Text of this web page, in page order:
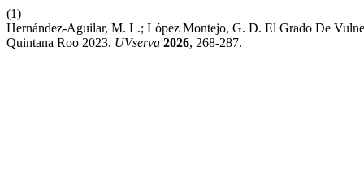
(1)
Hernández-Aguilar, M. L.; López Montejo, G. D. El Grado De
Quintana Roo 2023. UVserva 2026, 268-287.